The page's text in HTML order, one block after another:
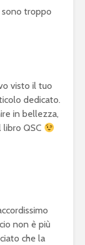
sono troppo
visto il tuo
dedicato.
in bellezza,
QSC
non è più
che la